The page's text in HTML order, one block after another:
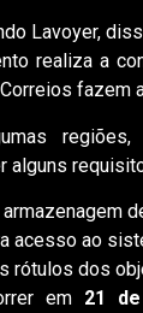
Lavoyer,
realiza a
fazem
alguns
acesso ao
rótulos dos
em 21